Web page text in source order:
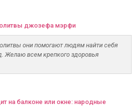
джозефа мэрфи
они помогают людям найти себя
Желаю всем крепкого здоровья
на балконе или окне: народные